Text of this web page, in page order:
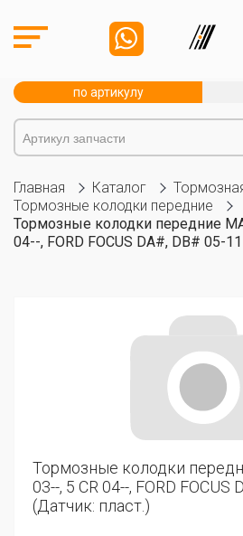
по артикулу
Главная Каталог
Тормозные колодки передние
Тормозные колодки передние
04--, FORD FOCUS DA#, DB# 05-
Тормозные колодки
03--, 5 CR 04--, FORD FOCUS
(Датчик: пласт.)